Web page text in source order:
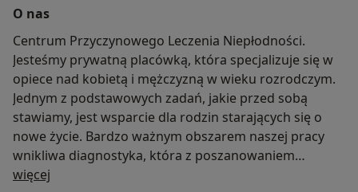
O nas
Centrum Przyczynowego Leczenia Niepłodności.
Jesteśmy prywatną placówką, która specjalizuje się w
opiece nad kobietą i mężczyzną w wieku rozrodczym.
Jednym z podstawowych zadań, jakie przed sobą
stawiamy, jest wsparcie dla rodzin starających się o
nowe życie. Bardzo ważnym obszarem naszej pracy
wnikliwa diagnostyka, która z poszanowaniem
wartości życia ludzkiego, pomaga zidentyfikować
więcej